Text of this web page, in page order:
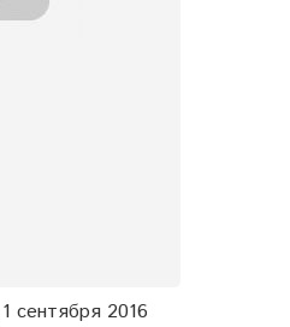
сентября 2016